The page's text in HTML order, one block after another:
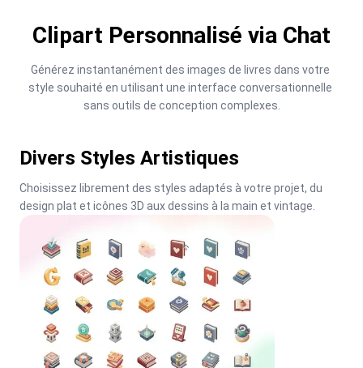
Clipart Personnalisé via Chat
Générez instantanément des images de livres dans votre
style souhaité en utilisant une interface conversationnelle
sans outils de conception complexes.
Divers Styles Artistiques
Choisissez librement des styles adaptés à votre projet, du
design plat et icônes 3D aux dessins à la main et vintage.